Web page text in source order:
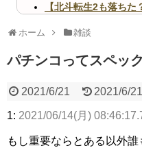
【北斗転生2も落ち
無職のパチンコカス
AngelBeats!とかいう
ホーム 雑談
パチンコってスペッ
2021/6/21 2021/6/21
1: 2021/06/14(月)
もし重要ならとある以外誰